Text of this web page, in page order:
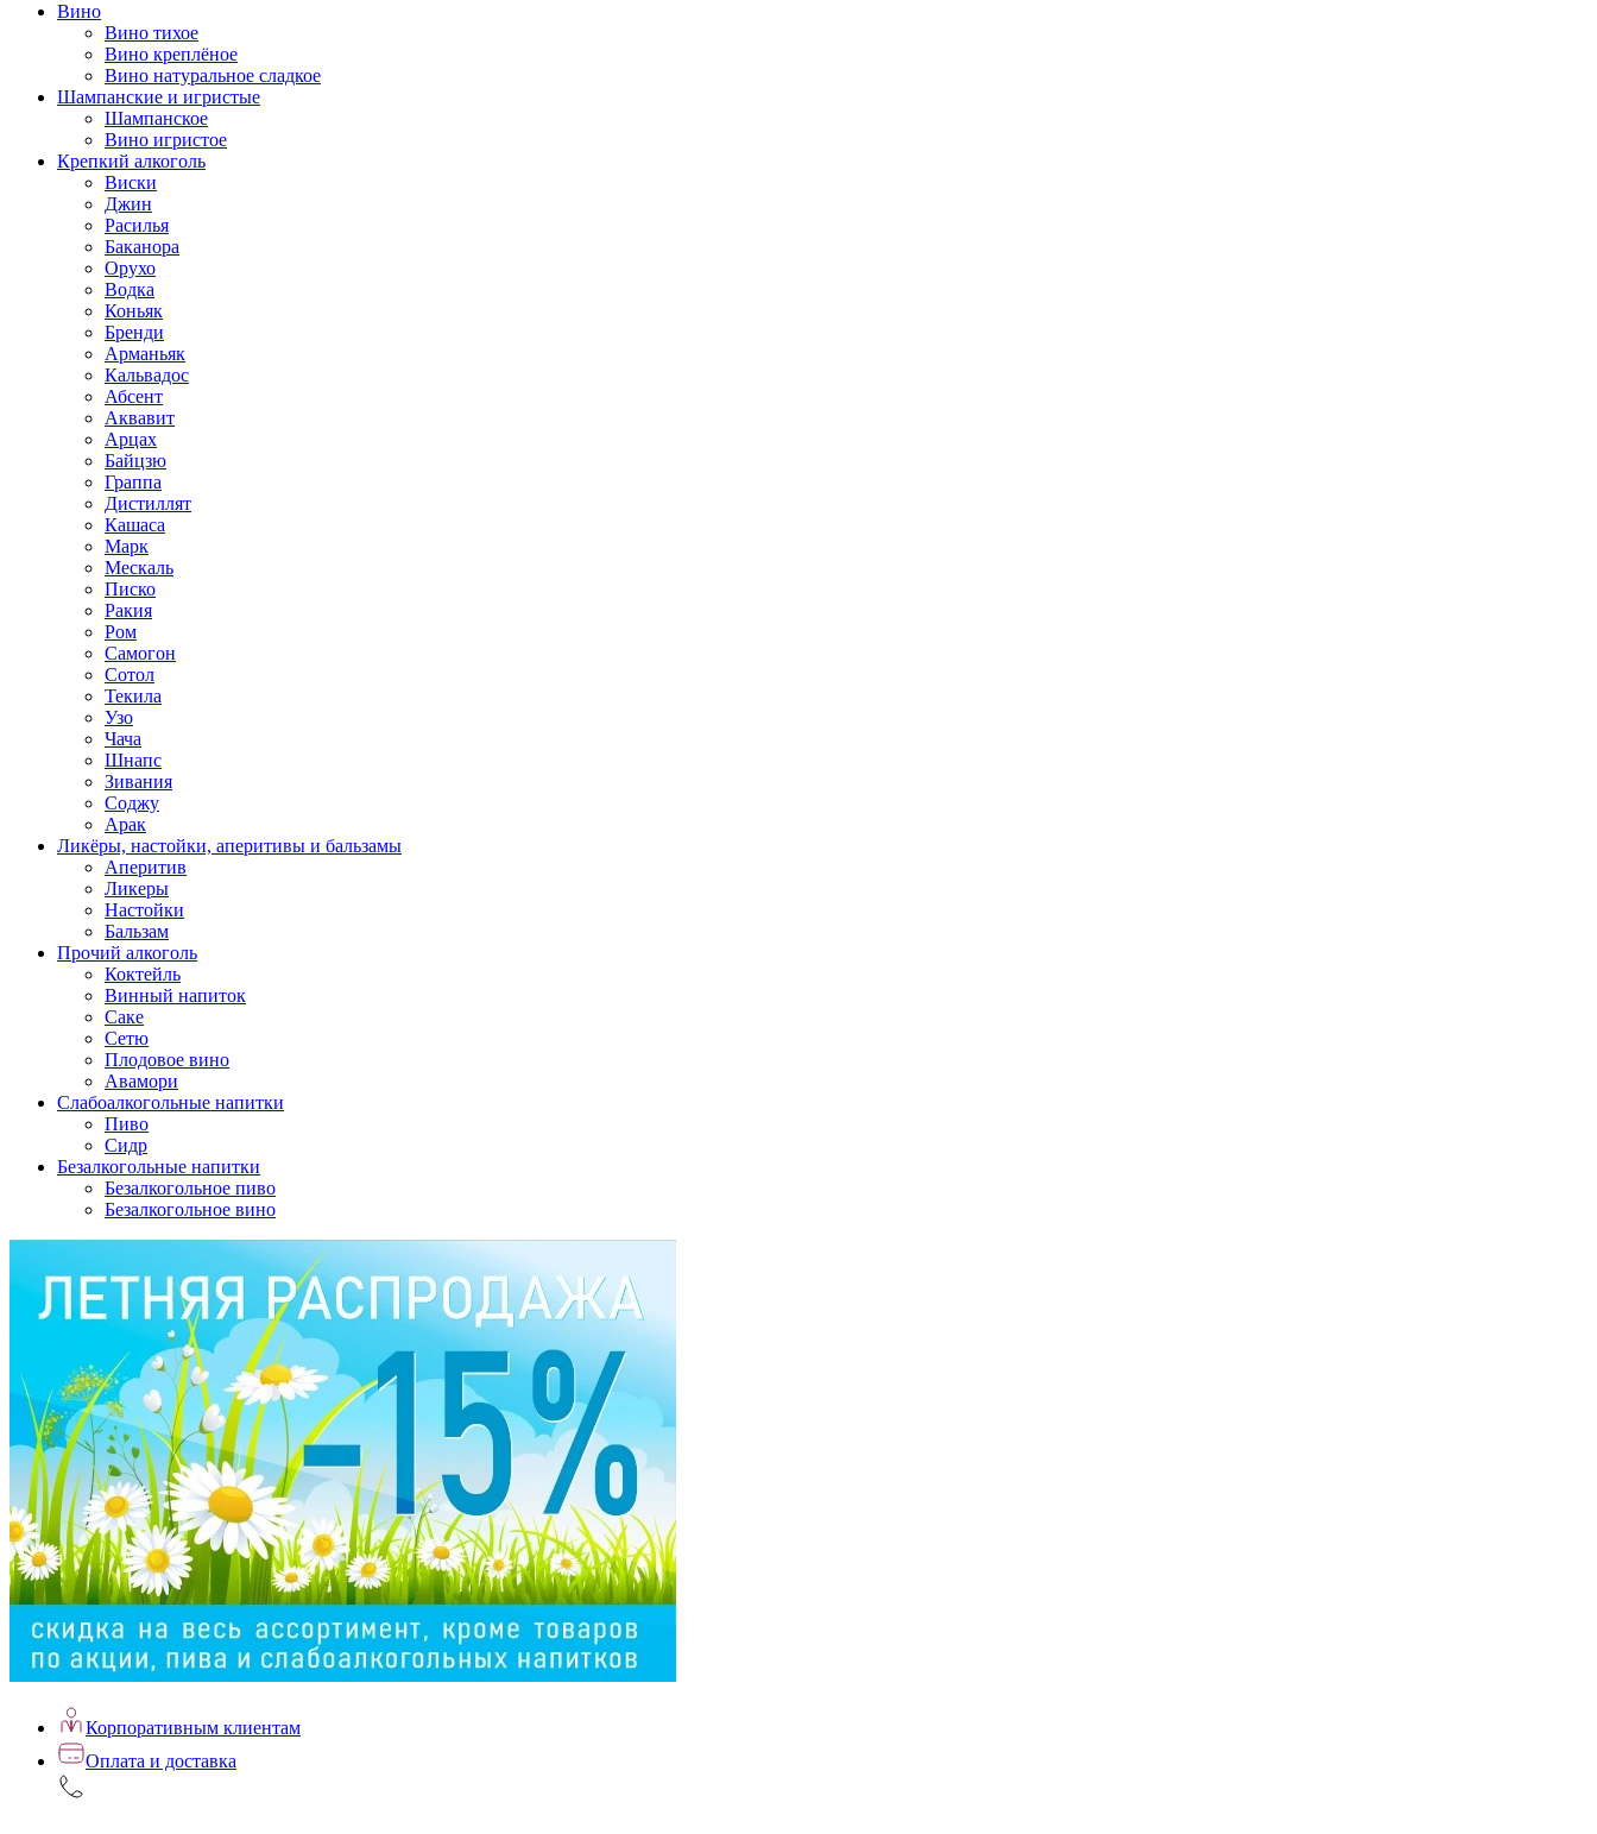
Вино
Вино тихое
Вино креплёное
Вино натуральное сладкое
Шампанские и игристые
Шампанское
Вино игристое
Крепкий алкоголь
Виски
Джин
Расилья
Баканора
Орухо
Водка
Коньяк
Бренди
Арманьяк
Кальвадос
Абсент
Аквавит
Арцах
Байцзю
Граппа
Дистиллят
Кашаса
Марк
Мескаль
Писко
Ракия
Ром
Самогон
Сотол
Текила
Узо
Чача
Шнапс
Зивания
Соджу
Арак
Ликёры, настойки, аперитивы и бальзамы
Аперитив
Ликеры
Настойки
Бальзам
Прочий алкоголь
Коктейль
Винный напиток
Саке
Сетю
Плодовое вино
Авамори
Слабоалкогольные напитки
Пиво
Сидр
Безалкогольные напитки
Безалкогольное пиво
Безалкогольное вино
Корпоративным клиентам
Оплата и доставка